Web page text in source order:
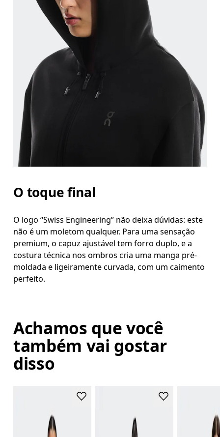
O toque final
O logo “Swiss Engineering” não deixa dúvidas: este
não é um moletom qualquer. Para uma sensação
premium, o capuz ajustável tem forro duplo, e a
costura técnica nos ombros cria uma manga pré-
moldada e ligeiramente curvada, com um caimento
perfeito.
Achamos que você
também vai gostar
disso